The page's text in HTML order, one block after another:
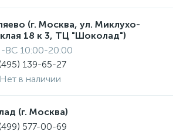
(г. Москва, ул. Миклухо-
18 к 3, ТЦ "Шоколад")
ВС 10:00-20:00
139-65-27
Нет в наличии
(г. Москва)
577-00-69